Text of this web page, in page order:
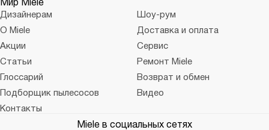
Мир Miele
Дизайнерам
Шоу-рум
О Miele
Доставка и оплата
Акции
Сервис
Статьи
Ремонт Miele
Глоссарий
Возврат и обмен
Подборщик пылесосов
Видео
Контакты
Miele в социальных сетях